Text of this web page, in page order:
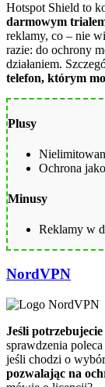
Hotspot Shield to
darmowym
reklamy, co – nie
razie: do ochrony
działaniem.
telefon, którym
Plusy
Ochrona
Minusy
Reklamy w
NordVPN
Jeśli
sprawdzenia poleca
jeśli chodzi o
pozwalając na